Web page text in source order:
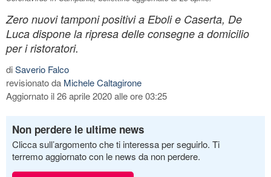
Zero nuovi tamponi positivi a Eboli e Caserta, De
Luca dispone la ripresa delle consegne a domicilio
per i ristoratori.
diSaverio Falco
revisionato da Michele Caltagirone
Aggiornato il 26 aprile 2020 alle ore 03:25
Non perdere le ultime news
Clicca sull’argomento che ti interessa per seguirlo. Ti
terremo aggiornato con le news da non perdere.